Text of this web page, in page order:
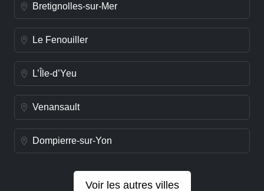
Bretignolles-sur-Mer
Le Fenouiller
L’Île-d’Yeu
Venansault
Dompierre-sur-Yon
Voir les autres villes